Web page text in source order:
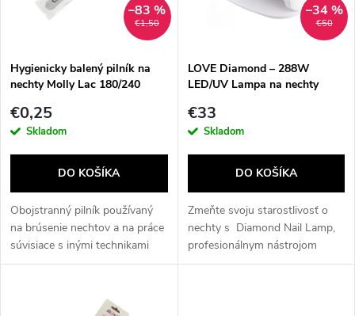
e
p
r
o
d
s
p
r
d
u
€1,50
–83 %
Hygienicky balený pilník na
nechty Molly Lac 180/240
€0,25
Skladom
DO KOŠÍKA
Obojstranný pilník používaný
na brúsenie nechtov a na práce
súvisiace s inými technikami
predlžovania alebo skracovania
€50
–34 %
LOVE Diamond – 288W
LED/UV Lampa na nechty
€33
Skladom
DO KOŠÍKA
Zmeňte svoju starostlivosť o
nechty s Diamond Nail Lamp,
profesionálnym nástrojom
určeným pre použitie doma aj v